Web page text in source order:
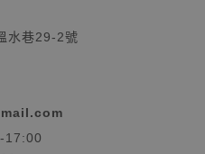
水巷29-2號
17:00